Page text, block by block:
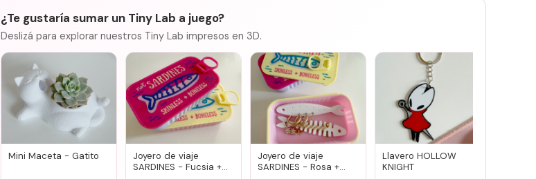
¿Te gustaría sumar un Tiny Lab a juego?
Deslizá para explorar nuestros Tiny Lab impresos en 3D.
Mini Maceta - Gatito
Joyero de viaje
SARDINES - Fucsia +
Joyero de viaje
SARDINES - Rosa +
Llavero HOLLOW
KNIGHT